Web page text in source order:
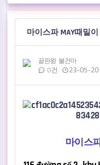
마이스파 MAY때밀이
작성자
끝판왕 불건마
댓글
0건
작성일
23-05-20
본문
마이스